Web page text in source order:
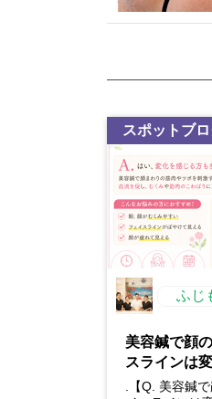
スポットブ
ふじ
美容鍼で顔
スラインは
.【Q. 美容鍼